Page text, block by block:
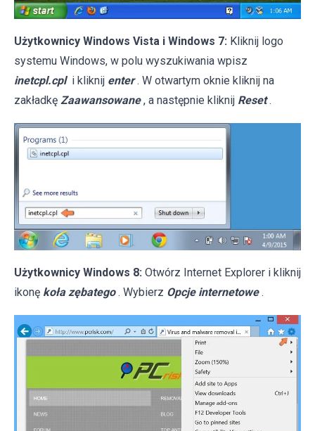
Użytkownicy Windows Vista i Windows 7: Kliknij logo
systemu Windows, w polu wyszukiwania wpisz
inetcpl.cpl i kliknij enter . W otwartym oknie kliknij na
zakładkę Zaawansowane , a następnie kliknij Reset .
Użytkownicy Windows 8: Otwórz Internet Explorer i kliknij
ikonę koła zębatego . Wybierz Opcje internetowe .